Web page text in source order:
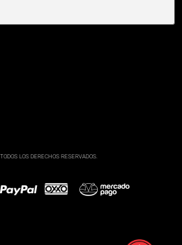
LOS DERECHOS RESERVADOS.